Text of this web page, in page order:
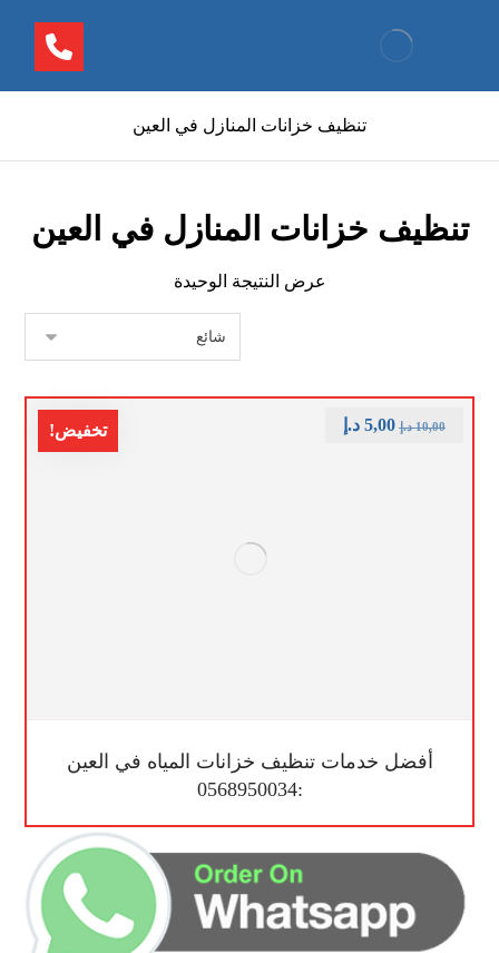
تنظيف خزانات المنازل في العين
تنظيف خزانات المنازل في العين
عرض النتيجة الوحيدة
تخفيض!
أفضل خدمات تنظيف خزانات المياه في العين
:0568950034
10,00 د.إ 5,00 د.إ